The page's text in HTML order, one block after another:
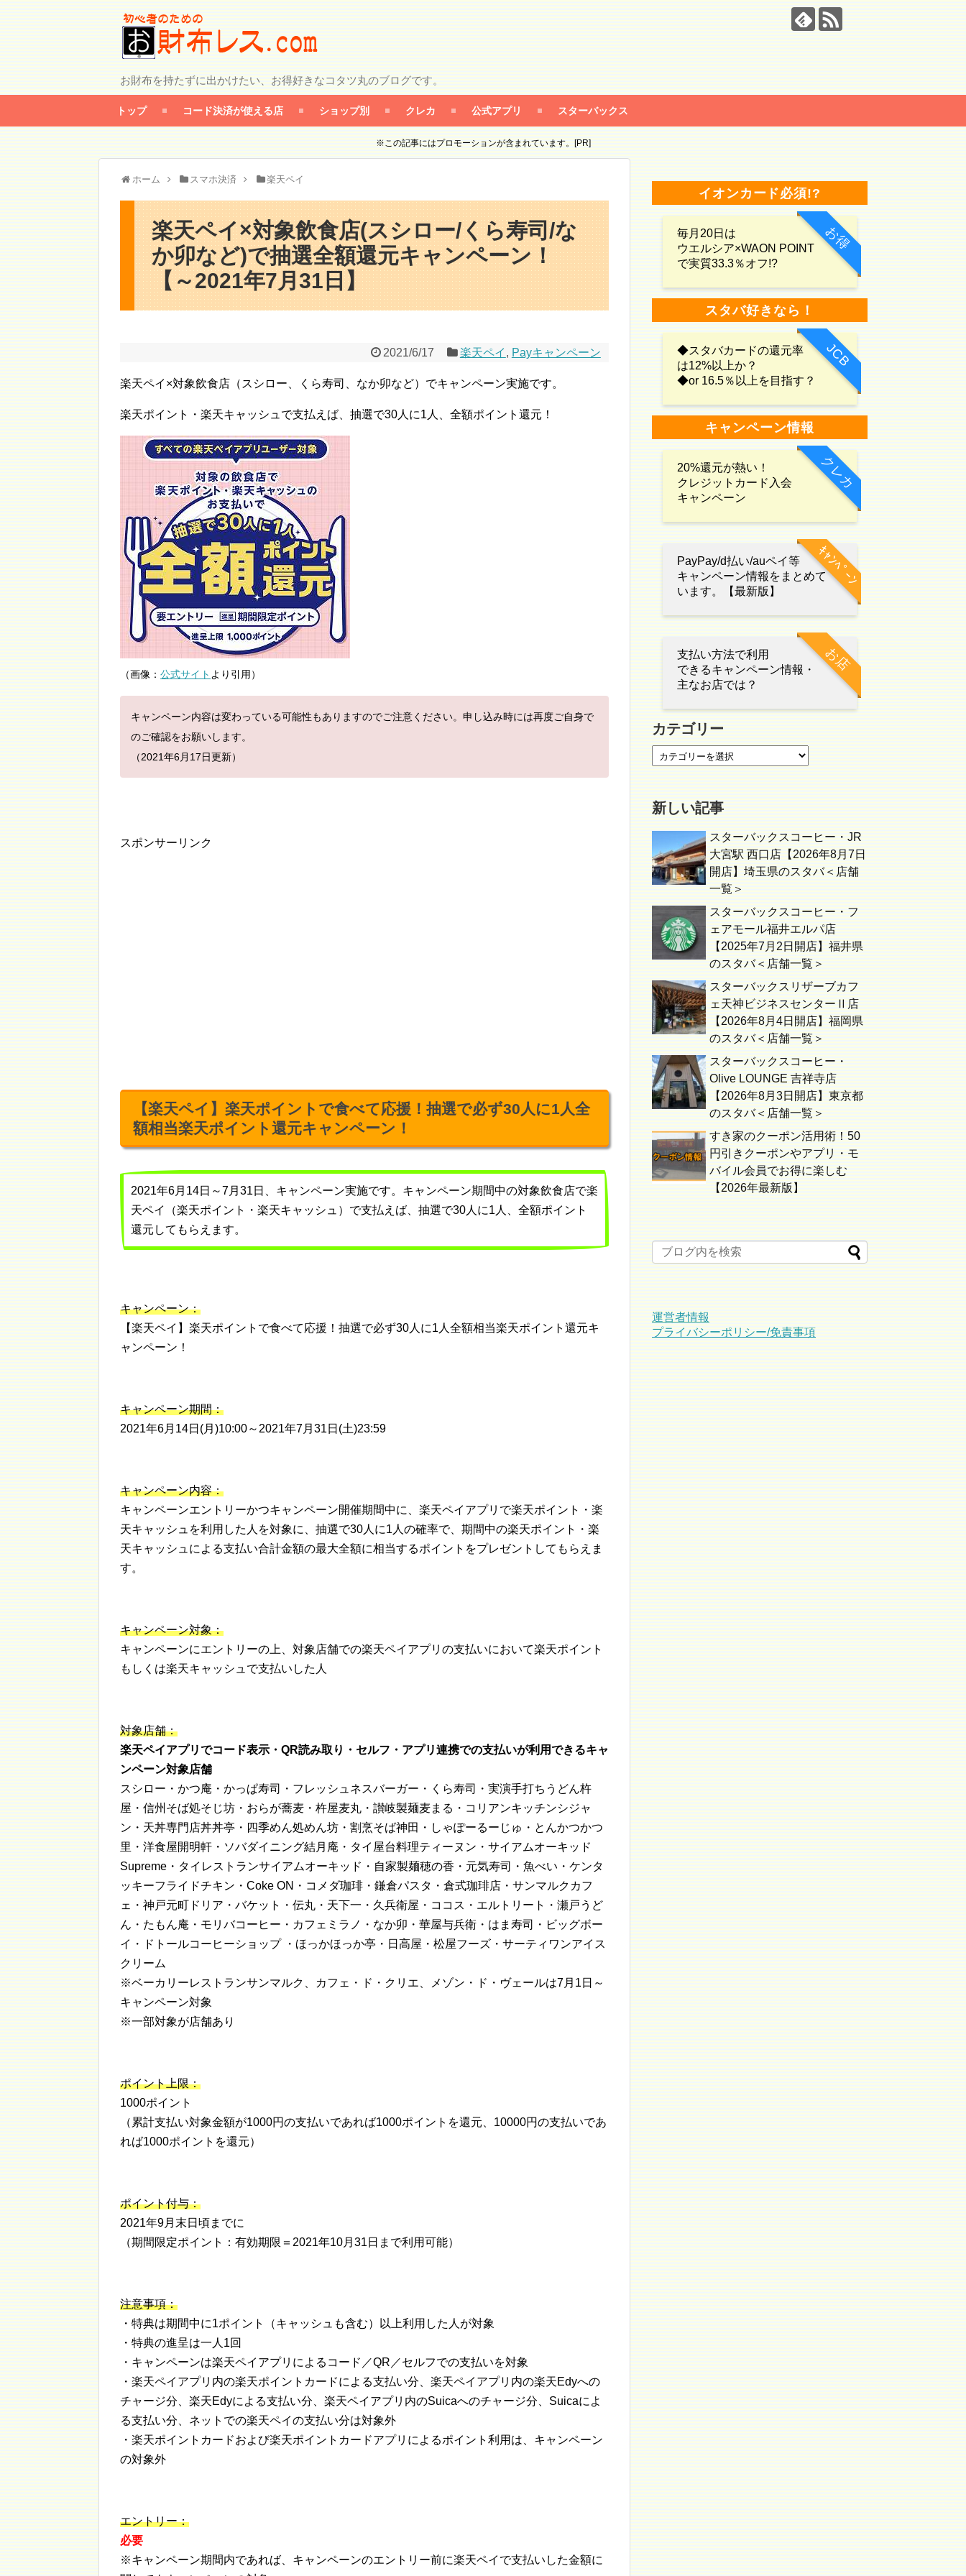
お財布を持たずに出かけたい、お得好きなコタツ丸のブログです。
トップ コード決済が使える店 ショップ別 クレカ 公式アプリ スターバックス
※この記事にはプロモーションが含まれています。[PR]
ホーム スマホ決済 楽天ペイ
楽天ペイ×対象飲食店(スシロー/くら寿司/な
か卯など)で抽選全額還元キャンペーン！
【～2021年7月31日】
2021/6/17 楽天ペイ , Payキャンペーン
楽天ペイ×対象飲食店（スシロー、くら寿司、なか卯など）でキャンペーン実施です。
楽天ポイント・楽天キャッシュで支払えば、抽選で30人に1人、全額ポイント還元！
（画像： 公式サイト より引用）
キャンペーン内容は変わっている可能性もありますのでご注意ください。申し込み時には再度ご自身で
のご確認をお願いします。
（2021年6月17日更新）
スポンサーリンク
【楽天ペイ】楽天ポイントで食べて応援！抽選で必ず30人に1人全
額相当楽天ポイント還元キャンペーン！
2021年6月14日～7月31日、キャンペーン実施です。キャンペーン期間中の対象飲食店で楽
天ペイ（楽天ポイント・楽天キャッシュ）で支払えば、抽選で30人に1人、全額ポイント
還元してもらえます。
キャンペーン：
【楽天ペイ】楽天ポイントで食べて応援！抽選で必ず30人に1人全額相当楽天ポイント還元キ
ャンペーン！
キャンペーン期間：
2021年6月14日(月)10:00～2021年7月31日(土)23:59
キャンペーン内容：
キャンペーンエントリーかつキャンペーン開催期間中に、楽天ペイアプリで楽天ポイント・楽
天キャッシュを利用した人を対象に、抽選で30人に1人の確率で、期間中の楽天ポイント・楽
天キャッシュによる支払い合計金額の最大全額に相当するポイントをプレゼントしてもらえま
す。
キャンペーン対象：
キャンペーンにエントリーの上、対象店舗での楽天ペイアプリの支払いにおいて楽天ポイント
もしくは楽天キャッシュで支払いした人
対象店舗：
楽天ペイアプリでコード表示・QR読み取り・セルフ・アプリ連携での支払いが利用できるキャ
ンペーン対象店舗
スシロー・かつ庵・かっぱ寿司・フレッシュネスバーガー・くら寿司・実演手打ちうどん杵
屋・信州そば処そじ坊・おらが蕎麦・杵屋麦丸・讃岐製麺麦まる・コリアンキッチンシジャ
ン・天丼専門店丼丼亭・四季めん処めん坊・割烹そば神田・しゃぽーるーじゅ・とんかつかつ
里・洋食屋開明軒・ソバダイニング結月庵・タイ屋台料理ティーヌン・サイアムオーキッド
Supreme・タイレストランサイアムオーキッド・自家製麺穂の香・元気寿司・魚べい・ケンタ
ッキーフライドチキン・Coke ON・コメダ珈琲・鎌倉パスタ・倉式珈琲店・サンマルクカフ
ェ・神戸元町ドリア・バケット・伝丸・天下一・久兵衛屋・ココス・エルトリート・瀬戸うど
ん・たもん庵・モリバコーヒー・カフェミラノ・なか卯・華屋与兵衛・はま寿司・ビッグボー
イ・ドトールコーヒーショップ ・ほっかほっか亭・日高屋・松屋フーズ・サーティワンアイス
クリーム
※ベーカリーレストランサンマルク、カフェ・ド・クリエ、メゾン・ド・ヴェールは7月1日～
キャンペーン対象
※一部対象が店舗あり
ポイント上限：
1000ポイント
（累計支払い対象金額が1000円の支払いであれば1000ポイントを還元、10000円の支払いであ
れば1000ポイントを還元）
ポイント付与：
2021年9月末日頃までに
（期間限定ポイント：有効期限＝2021年10月31日まで利用可能）
注意事項：
・特典は期間中に1ポイント（キャッシュも含む）以上利用した人が対象
・特典の進呈は一人1回
・キャンペーンは楽天ペイアプリによるコード／QR／セルフでの支払いを対象
・楽天ペイアプリ内の楽天ポイントカードによる支払い分、楽天ペイアプリ内の楽天Edyへの
チャージ分、楽天Edyによる支払い分、楽天ペイアプリ内のSuicaへのチャージ分、Suicaによ
る支払い分、ネットでの楽天ペイの支払い分は対象外
・楽天ポイントカードおよび楽天ポイントカードアプリによるポイント利用は、キャンペーン
の対象外
エントリー：
必要
※キャンペーン期間内であれば、キャンペーンのエントリー前に楽天ペイで支払いした金額に
イオンカード必須!?
お得
毎月20日は
ウエルシア×WAON POINT
で実質33.3％オフ!?
スタバ好きなら！
JCB
◆スタバカードの還元率
は12%以上か？
◆or 16.5％以上を目指す？
キャンペーン情報
クレカ
20%還元が熱い！
クレジットカード入会
キャンペーン
ｷｬﾝﾍﾟｰﾝ
PayPay/d払い/auペイ等
キャンペーン情報をまとめて
います。【最新版】
お店
支払い方法で利用
できるキャンペーン情報・
主なお店では？
カテゴリー
新しい記事
スターバックスコーヒー・JR
大宮駅 西口店【2026年8月7日
開店】埼玉県のスタバ＜店舗
一覧＞
スターバックスコーヒー・フ
ェアモール福井エルパ店
【2025年7月2日開店】福井県
のスタバ＜店舗一覧＞
スターバックスリザーブカフ
ェ天神ビジネスセンターⅡ店
【2026年8月4日開店】福岡県
のスタバ＜店舗一覧＞
スターバックスコーヒー・
Olive LOUNGE 吉祥寺店
【2026年8月3日開店】東京都
のスタバ＜店舗一覧＞
すき家のクーポン活用術！50
円引きクーポンやアプリ・モ
バイル会員でお得に楽しむ
【2026年最新版】
運営者情報
プライバシーポリシー/免責事項